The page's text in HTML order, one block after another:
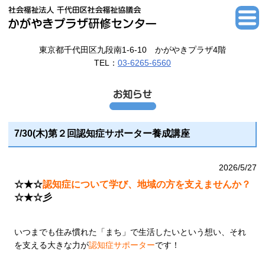
東京都千代田区九段南1-6-10 かがやきプラザ4階
TEL： 03-6265-6560
7/30(木)第２回認知症サポーター養成講座
2026/5/27
☆★☆認知症について学び、地域の方を支えませんか？
☆★☆彡
いつまでも住み慣れた「まち」で生活したいという想い、それ
を支える大きな力が認知症サポーターです！